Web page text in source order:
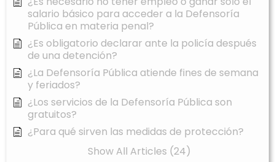
salario básico para acceder a la Defensoría
Pública en materia penal?
¿Es obligatorio declarar ante la policía después
de una detención?
¿La Defensoría Pública atiende fines de semana
y feriados?
¿Los servicios de la Defensoría Pública son
gratuitos?
¿Para qué sirven las medidas de protección?
Show All Articles (24)